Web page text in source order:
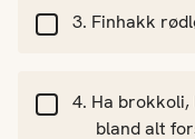
Finhakk
Ha
bland alt